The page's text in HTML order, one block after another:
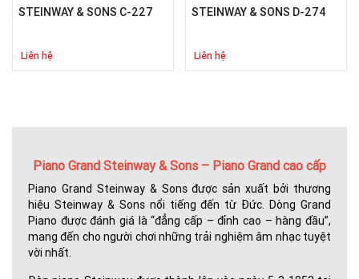
STEINWAY & SONS C-227
Liên hệ
STEINWAY & SONS D-274
Liên hệ
Piano Grand Steinway & Sons – Piano Grand cao cấp
Piano Grand Steinway & Sons được sản xuất bởi thương
hiệu Steinway & Sons nổi tiếng đến từ Đức. Dòng Grand
Piano được đánh giá là “đẳng cấp – đỉnh cao – hàng đầu”,
mang đến cho người chơi những trải nghiệm âm nhạc tuyệt
vời nhất.